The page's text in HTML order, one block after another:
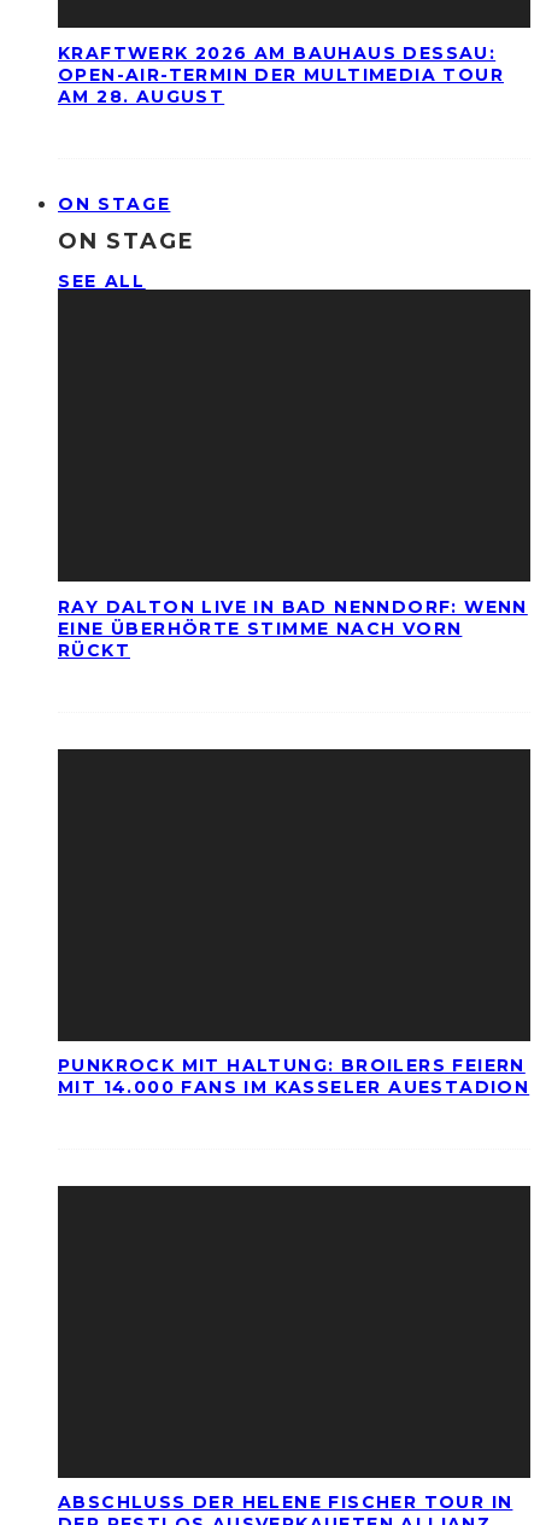
KRAFTWERK 2026 AM BAUHAUS DESSAU:
OPEN-AIR-TERMIN DER MULTIMEDIA TOUR
AM 28. AUGUST
ON STAGE
ON STAGE
SEE ALL
RAY DALTON LIVE IN BAD NENNDORF: WENN
EINE ÜBERHÖRTE STIMME NACH VORN
RÜCKT
PUNKROCK MIT HALTUNG: BROILERS FEIERN
MIT 14.000 FANS IM KASSELER AUESTADION
ABSCHLUSS DER HELENE FISCHER TOUR IN